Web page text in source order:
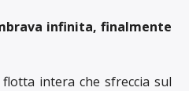
infinita, finalmente
intera che sfreccia sul